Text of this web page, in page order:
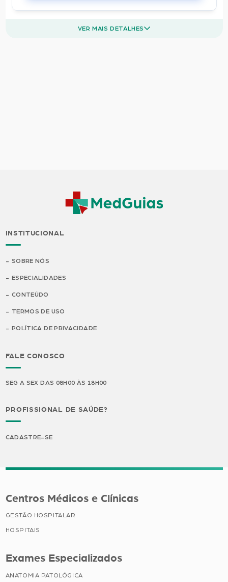
VER MAIS DETALHES
INSTITUCIONAL
SOBRE NÓS
ESPECIALIDADES
CONTEÚDO
TERMOS DE USO
POLÍTICA DE PRIVACIDADE
FALE CONOSCO
SEG A SEX DAS 08H00 ÀS 18H00
PROFISSIONAL DE SAÚDE?
CADASTRE-SE
Centros Médicos e Clínicas
GESTÃO HOSPITALAR
HOSPITAIS
Exames Especializados
ANATOMIA PATOLÓGICA